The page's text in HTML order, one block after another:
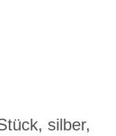
silber,